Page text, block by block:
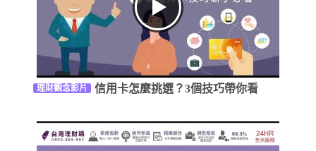
理財觀念影片 信用卡怎麼挑選？3個技巧帶你看